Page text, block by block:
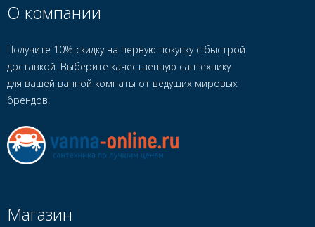
О компании
Получите 10% скидку на первую покупку с быстрой
доставкой. Выберите качественную сантехнику
для вашей ванной комнаты от ведущих мировых
брендов.
Магазин